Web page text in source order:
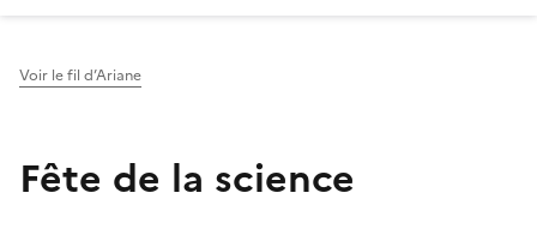
Voir le fil d’Ariane
Fête de la science